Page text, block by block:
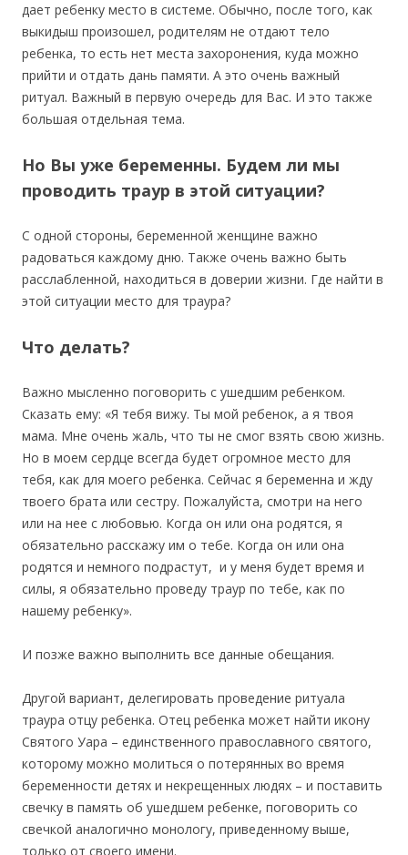
дает ребенку место в системе. Обычно, после того, как
выкидыш произошел, родителям не отдают тело
ребенка, то есть нет места захоронения, куда можно
прийти и отдать дань памяти. А это очень важный
ритуал. Важный в первую очередь для Вас. И это также
большая отдельная тема.
Но Вы уже беременны. Будем ли мы
проводить траур в этой ситуации?
С одной стороны, беременной женщине важно
радоваться каждому дню. Также очень важно быть
расслабленной, находиться в доверии жизни. Где найти в
этой ситуации место для траура?
Что делать?
Важно мысленно поговорить с ушедшим ребенком.
Сказать ему: «Я тебя вижу. Ты мой ребенок, а я твоя
мама. Мне очень жаль, что ты не смог взять свою жизнь.
Но в моем сердце всегда будет огромное место для
тебя, как для моего ребенка. Сейчас я беременна и жду
твоего брата или сестру. Пожалуйста, смотри на него
или на нее с любовью. Когда он или она родятся, я
обязательно расскажу им о тебе. Когда он или она
родятся и немного подрастут, и у меня будет время и
силы, я обязательно проведу траур по тебе, как по
нашему ребенку».
И позже важно выполнить все данные обещания.
Другой вариант, делегировать проведение ритуала
траура отцу ребенка. Отец ребенка может найти икону
Святого Уара – единственного православного святого,
которому можно молиться о потерянных во время
беременности детях и некрещенных людях – и поставить
свечку в память об ушедшем ребенке, поговорить со
свечкой аналогично монологу, приведенному выше,
только от своего имени.